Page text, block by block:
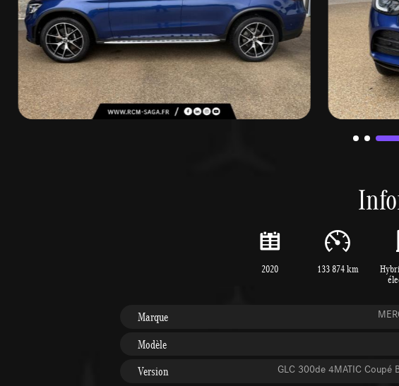
2020 133 874 km
Marque
Modèle
Version GLC 300de 4MATIC Coupé